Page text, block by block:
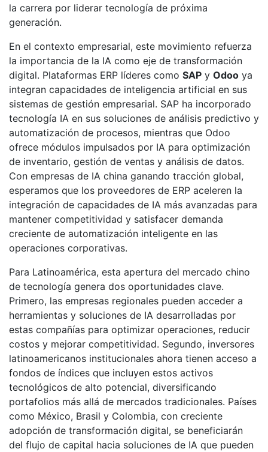
la carrera por liderar tecnología de próxima
generación.
En el contexto empresarial, este movimiento refuerza
la importancia de la IA como eje de transformación
digital. Plataformas ERP líderes como SAP y Odoo ya
integran capacidades de inteligencia artificial en sus
sistemas de gestión empresarial. SAP ha incorporado
tecnología IA en sus soluciones de análisis predictivo y
automatización de procesos, mientras que Odoo
ofrece módulos impulsados por IA para optimización
de inventario, gestión de ventas y análisis de datos.
Con empresas de IA china ganando tracción global,
esperamos que los proveedores de ERP aceleren la
integración de capacidades de IA más avanzadas para
mantener competitividad y satisfacer demanda
creciente de automatización inteligente en las
operaciones corporativas.
Para Latinoamérica, esta apertura del mercado chino
de tecnología genera dos oportunidades clave.
Primero, las empresas regionales pueden acceder a
herramientas y soluciones de IA desarrolladas por
estas compañías para optimizar operaciones, reducir
costos y mejorar competitividad. Segundo, inversores
latinoamericanos institucionales ahora tienen acceso a
fondos de índices que incluyen estos activos
tecnológicos de alto potencial, diversificando
portafolios más allá de mercados tradicionales. Países
como México, Brasil y Colombia, con creciente
adopción de transformación digital, se beneficiarán
del flujo de capital hacia soluciones de IA que pueden